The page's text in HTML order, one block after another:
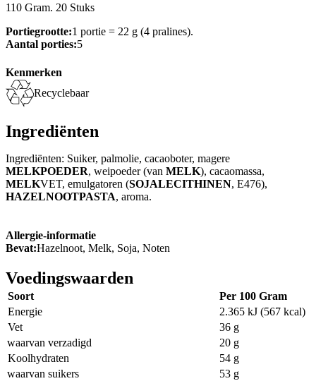
110 Gram. 20 Stuks
Portiegrootte:1 portie = 22 g (4 pralines).
Aantal porties:5
Kenmerken
Recyclebaar
Ingrediënten
Ingrediënten: Suiker, palmolie, cacaoboter, magere
MELKPOEDER, weipoeder (van MELK), cacaomassa,
MELKVET, emulgatoren (SOJALECITHINEN, E476),
HAZELNOOTPASTA, aroma.
Allergie-informatie
Bevat:Hazelnoot, Melk, Soja, Noten
Voedingswaarden
Soort
Per 100 Gram
Energie
2.365 kJ (567 kcal)
Vet
36 g
waarvan verzadigd
20 g
Koolhydraten
54 g
waarvan suikers
53 g